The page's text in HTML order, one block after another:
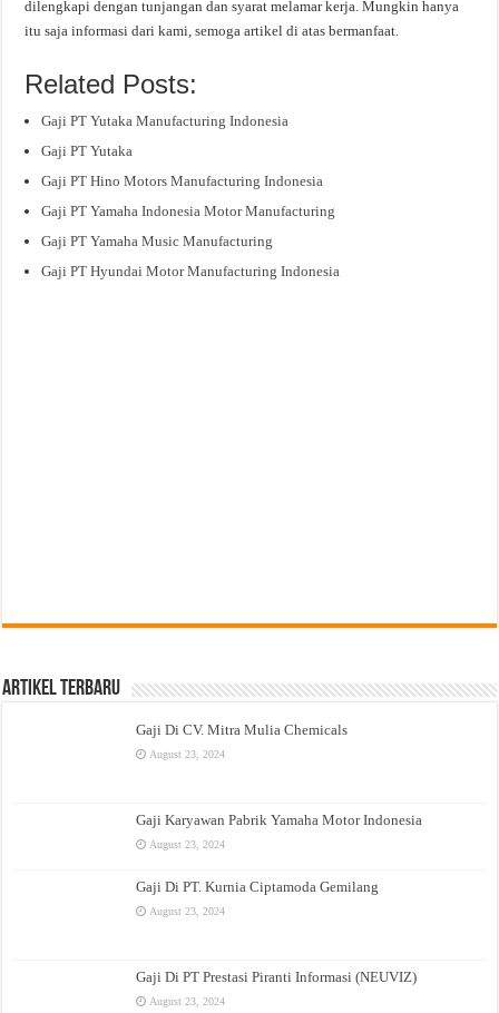
dilengkapi dengan tunjangan dan syarat melamar kerja. Mungkin hanya
itu saja informasi dari kami, semoga artikel di atas bermanfaat.
Related Posts:
Gaji PT Yutaka Manufacturing Indonesia
Gaji PT Yutaka
Gaji PT Hino Motors Manufacturing Indonesia
Gaji PT Yamaha Indonesia Motor Manufacturing
Gaji PT Yamaha Music Manufacturing
Gaji PT Hyundai Motor Manufacturing Indonesia
Artikel Terbaru
Gaji Di CV. Mitra Mulia Chemicals
August 23, 2024
Gaji Karyawan Pabrik Yamaha Motor Indonesia
August 23, 2024
Gaji Di PT. Kurnia Ciptamoda Gemilang
August 23, 2024
Gaji Di PT Prestasi Piranti Informasi (NEUVIZ)
August 23, 2024